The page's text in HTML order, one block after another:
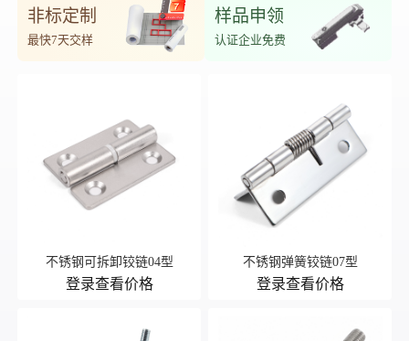
非标定制
最快7天交样
样品申领
认证企业免费
不锈钢可拆卸铰链04型
登录查看价格
不锈钢弹簧铰链07型
登录查看价格